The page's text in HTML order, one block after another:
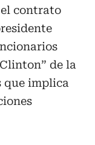
contrato
de la
que implica